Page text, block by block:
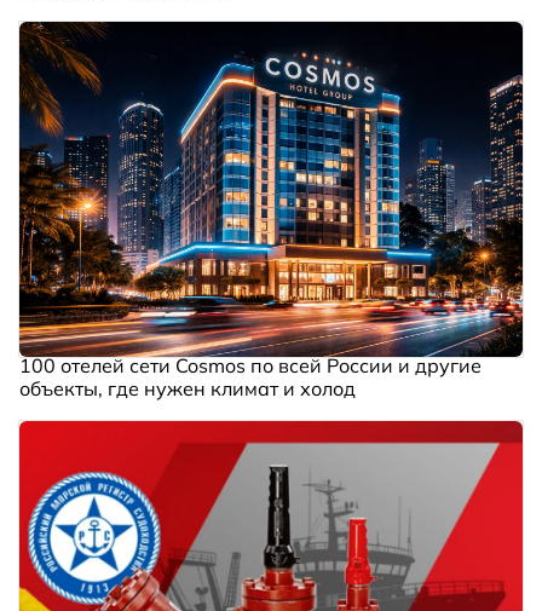
100 отелей сети Cosmos по всей России и другие
объекты, где нужен климат и холод